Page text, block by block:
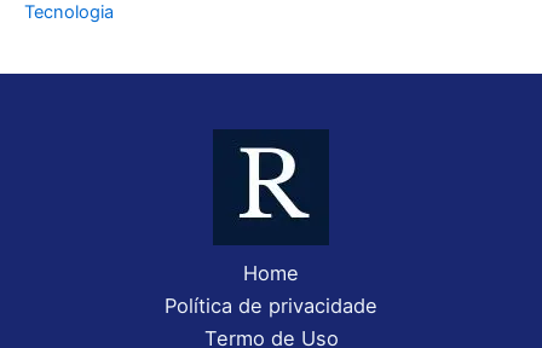
Tecnologia
Home
Política de privacidade
Termo de Uso